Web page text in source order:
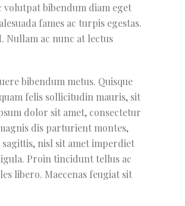
volutpat bibendum diam eget
fames ac turpis egestas.
ac nunc at lectus
bibendum metus. Quisque
felis sollicitudin mauris, sit
dolor sit amet, consectetur
dis parturient montes,
nisl sit amet imperdiet
Proin tincidunt tellus ac
libero. Maecenas feugiat sit